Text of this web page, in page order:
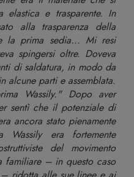
elastica e trasparente. In
alla trasparenza della
la prima sedia... Mi resi
spingersi oltre. Doveva
di saldatura, in modo da
alcune parti e assemblata.
Wassily." Dopo aver
sentì che il potenziale di
ancora stato pienamente
era fortemente
del movimento
familiare – in questo caso